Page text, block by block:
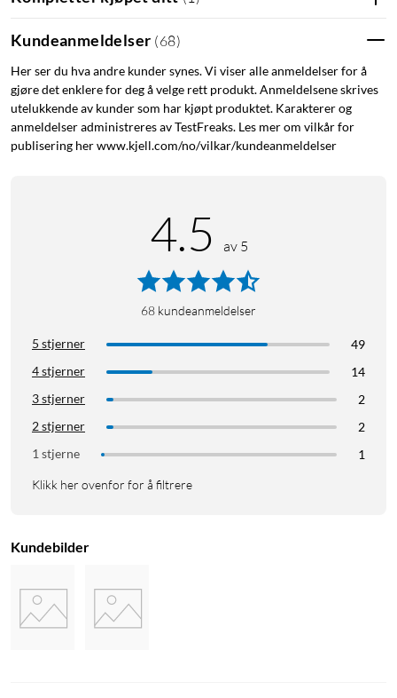
Kundeanmeldelser (68)
Her ser du hva andre kunder synes. Vi viser alle anmeldelser for å
gjøre det enklere for deg å velge rett produkt. Anmeldelsene skrives
utelukkende av kunder som har kjøpt produktet. Karakterer og
anmeldelser administreres av TestFreaks. Les mer om vilkår for
publisering her www.kjell.com/no/vilkar/kundeanmeldelser
4.5 av 5
68 kundeanmeldelser
5 stjerner
49
4 stjerner
14
3 stjerner
2
2 stjerner
2
1 stjerne
1
Klikk her ovenfor for å filtrere
Kundebilder